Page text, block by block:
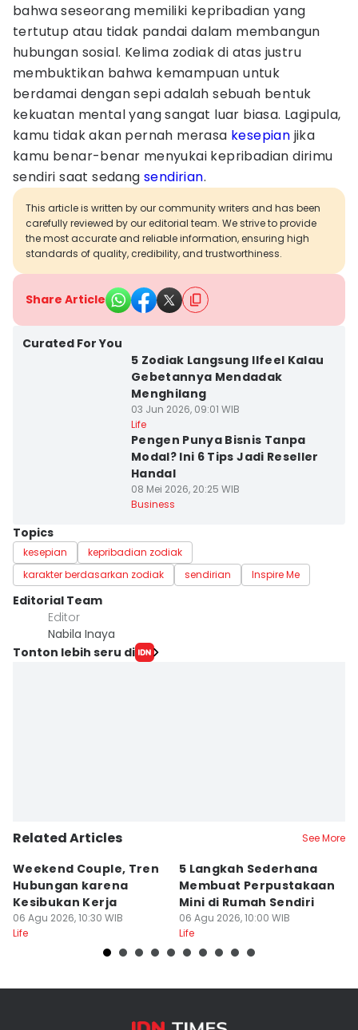
bahwa seseorang memiliki kepribadian yang
tertutup atau tidak pandai dalam membangun
hubungan sosial. Kelima zodiak di atas justru
membuktikan bahwa kemampuan untuk
berdamai dengan sepi adalah sebuah bentuk
kekuatan mental yang sangat luar biasa. Lagipula,
kamu tidak akan pernah merasa kesepian jika
kamu benar-benar menyukai kepribadian dirimu
sendiri saat sedang sendirian.
This article is written by our community writers and has been
carefully reviewed by our editorial team. We strive to provide
the most accurate and reliable information, ensuring high
standards of quality, credibility, and trustworthiness.
Share Article
Curated For You
5 Zodiak Langsung Ilfeel Kalau
Gebetannya Mendadak
Menghilang
03 Jun 2026, 09:01 WIB
Life
Pengen Punya Bisnis Tanpa
Modal? Ini 6 Tips Jadi Reseller
Handal
08 Mei 2026, 20:25 WIB
Business
Topics
kesepian
kepribadian zodiak
karakter berdasarkan zodiak
sendirian Inspire Me
Editorial Team
Editor
Nabila Inaya
Tonton lebih seru di
Related Articles See More
Weekend Couple, Tren
Hubungan karena
Kesibukan Kerja
06 Agu 2026, 10:30 WIB
Life
5 Langkah Sederhana
Membuat Perpustakaan
Mini di Rumah Sendiri
06 Agu 2026, 10:00 WIB
Life